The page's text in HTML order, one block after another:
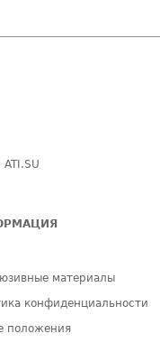
ATI.SU
материалы
конфиденциальности
положения